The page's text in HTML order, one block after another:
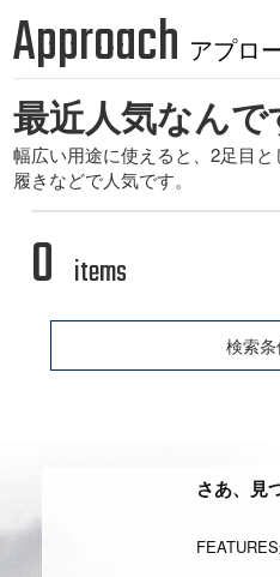
Approach アプロ
最近人気なんで
幅広い用途に使えると、2足目
履きなどで人気です。
0 items
検索条
さあ、見